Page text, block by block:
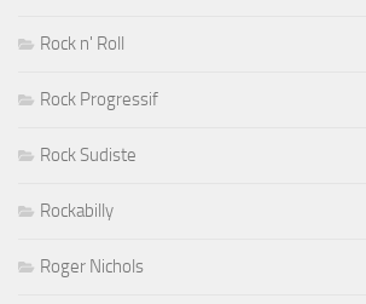
Rock n' Roll
Rock Progressif
Rock Sudiste
Rockabilly
Roger Nichols